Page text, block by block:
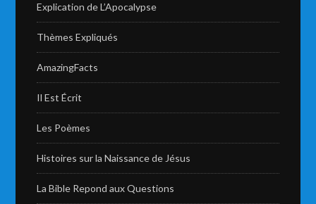
Explication de L’Apocalypse
Thèmes Expliqués
AmazingFacts
Il Est Écrit
Les Poèmes
Histoires sur la Naissance de Jésus
La Bible Repond aux Questions